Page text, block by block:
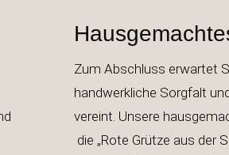
Zum Abschluss erwartet
handwerkliche Sorgfalt
vereint. Unsere
die „Rote Grütze